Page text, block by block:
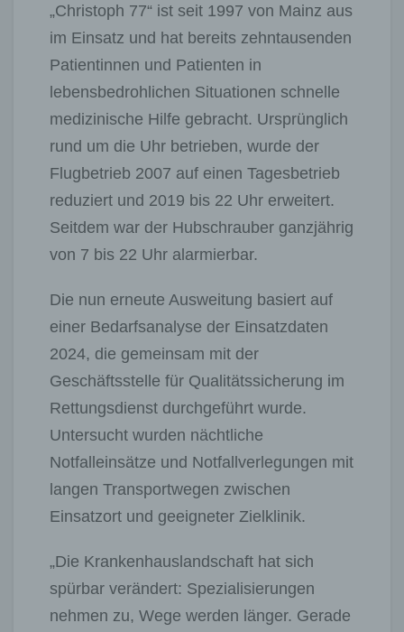
„Christoph 77“ ist seit 1997 von Mainz aus
im Einsatz und hat bereits zehntausenden
Patientinnen und Patienten in
lebensbedrohlichen Situationen schnelle
medizinische Hilfe gebracht. Ursprünglich
rund um die Uhr betrieben, wurde der
Flugbetrieb 2007 auf einen Tagesbetrieb
reduziert und 2019 bis 22 Uhr erweitert.
Seitdem war der Hubschrauber ganzjährig
von 7 bis 22 Uhr alarmierbar.
Die nun erneute Ausweitung basiert auf
einer Bedarfsanalyse der Einsatzdaten
2024, die gemeinsam mit der
Geschäftsstelle für Qualitätssicherung im
Rettungsdienst durchgeführt wurde.
Untersucht wurden nächtliche
Notfalleinsätze und Notfallverlegungen mit
langen Transportwegen zwischen
Einsatzort und geeigneter Zielklinik.
„Die Krankenhauslandschaft hat sich
spürbar verändert: Spezialisierungen
nehmen zu, Wege werden länger. Gerade